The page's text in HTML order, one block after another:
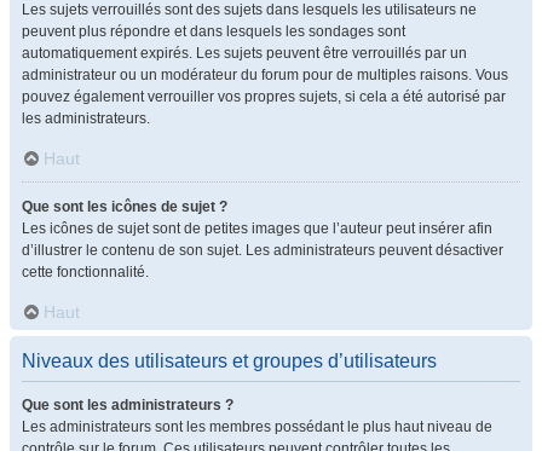
Les sujets verrouillés sont des sujets dans lesquels les utilisateurs ne
peuvent plus répondre et dans lesquels les sondages sont
automatiquement expirés. Les sujets peuvent être verrouillés par un
administrateur ou un modérateur du forum pour de multiples raisons. Vous
pouvez également verrouiller vos propres sujets, si cela a été autorisé par
les administrateurs.
Haut
Que sont les icônes de sujet ?
Les icônes de sujet sont de petites images que l’auteur peut insérer afin
d’illustrer le contenu de son sujet. Les administrateurs peuvent désactiver
cette fonctionnalité.
Haut
Niveaux des utilisateurs et groupes d’utilisateurs
Que sont les administrateurs ?
Les administrateurs sont les membres possédant le plus haut niveau de